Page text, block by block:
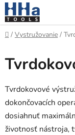
Prejsť
na
obsah
Domov
/ Vystružovanie /
Tvrdokovové
dokončovacích
dosiahnuť
životnosť nástroja,